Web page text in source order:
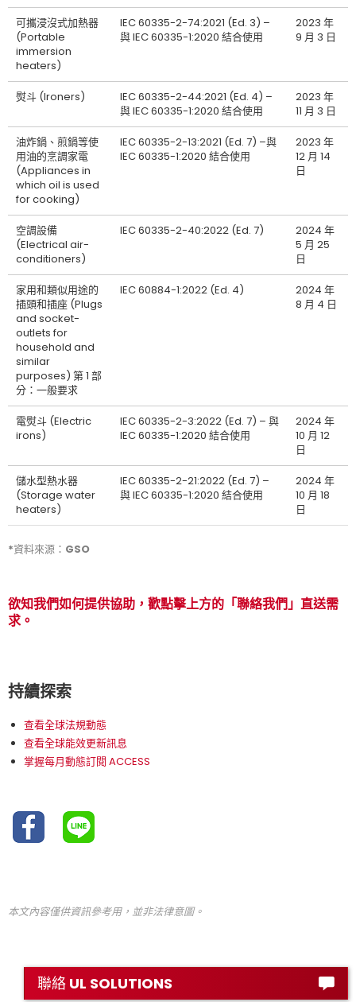
可攜浸沒式加熱器
(Portable
immersion
heaters)
IEC 60335-2-74:2021 (Ed. 3) –
與 IEC 60335-1:2020 結合使用
2023 年
9 月 3 日
熨斗 (Ironers)
IEC 60335-2-44:2021 (Ed. 4) –
與 IEC 60335-1:2020 結合使用
2023 年
11 月 3 日
油炸鍋、煎鍋等使
用油的烹調家電
(Appliances in
which oil is used
for cooking)
IEC 60335-2-13:2021 (Ed. 7) –與
IEC 60335-1:2020 結合使用
2023 年
12 月 14
日
空調設備
(Electrical air-
conditioners)
IEC 60335-2-40:2022 (Ed. 7)
2024 年
5 月 25
日
家用和類似用途的
插頭和插座 (Plugs
and socket-
outlets for
household and
similar
purposes) 第 1 部
分：一般要求
IEC 60884-1:2022 (Ed. 4)
2024 年
8 月 4 日
電熨斗 (Electric
irons)
IEC 60335-2-3:2022 (Ed. 7) – 與
IEC 60335-1:2020 結合使用
2024 年
10 月 12
日
儲水型熱水器
(Storage water
heaters)
IEC 60335-2-21:2022 (Ed. 7) –
與 IEC 60335-1:2020 結合使用
2024 年
10 月 18
日
*資料來源：GSO
欲知我們如何提供協助，歡點擊上方的「聯絡我們」直送需
求。
持續探索
查看全球法規動態
查看全球能效更新訊息
掌握每月動態訂閱 ACCESS
本文內容僅供資訊參考用，並非法律意圖。
聯絡 UL SOLUTIONS